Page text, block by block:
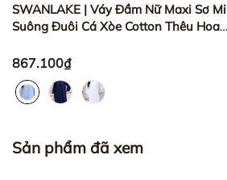
SWANLAKE | Váy Đầm Nữ Maxi Sơ Mi
Suông Đuôi Cá Xòe Cotton Thêu Hoa
D12901LW01
867.100₫
Sản phẩm đã xem